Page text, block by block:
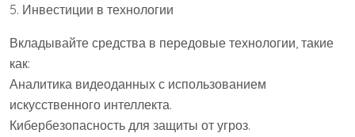
5. Инвестиции в технологии
Вкладывайте средства в передовые технологии, такие
как:
Аналитика видеоданных с использованием
искусственного интеллекта.
Кибербезопасность для защиты от угроз.